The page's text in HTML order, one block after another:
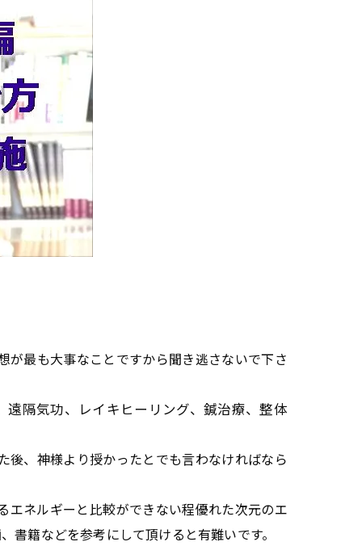
最も大事なことですから聞き逃さないで下さ
隔気功、レイキヒーリング、鍼治療、整体
、神様より授かったとでも言わなければなら
エネルギーと比較ができない程優れた次元のエ
籍などを参考にして頂けると有難いです。